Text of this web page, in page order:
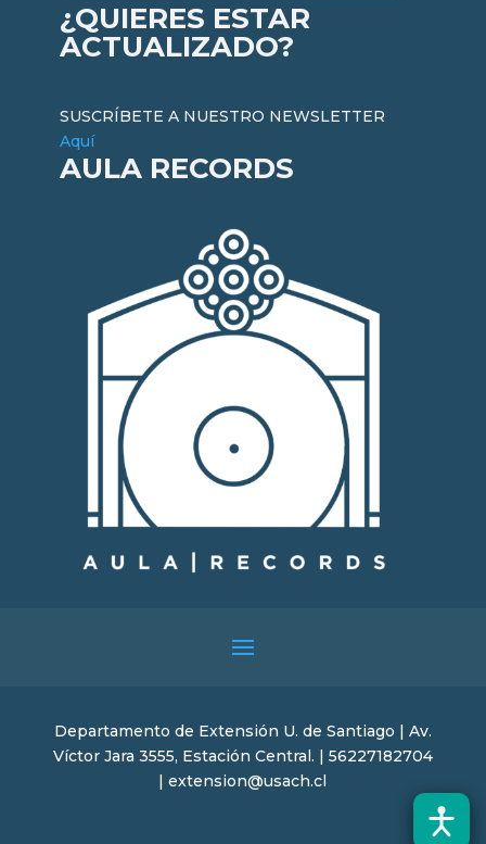
¿QUIERES ESTAR
ACTUALIZADO?
SUSCRÍBETE A NUESTRO NEWSLETTER
Aquí
AULA RECORDS
Departamento de Extensión U. de Santiago | Av.
Víctor Jara 3555, Estación Central. | 56227182704
| extension@usach.cl